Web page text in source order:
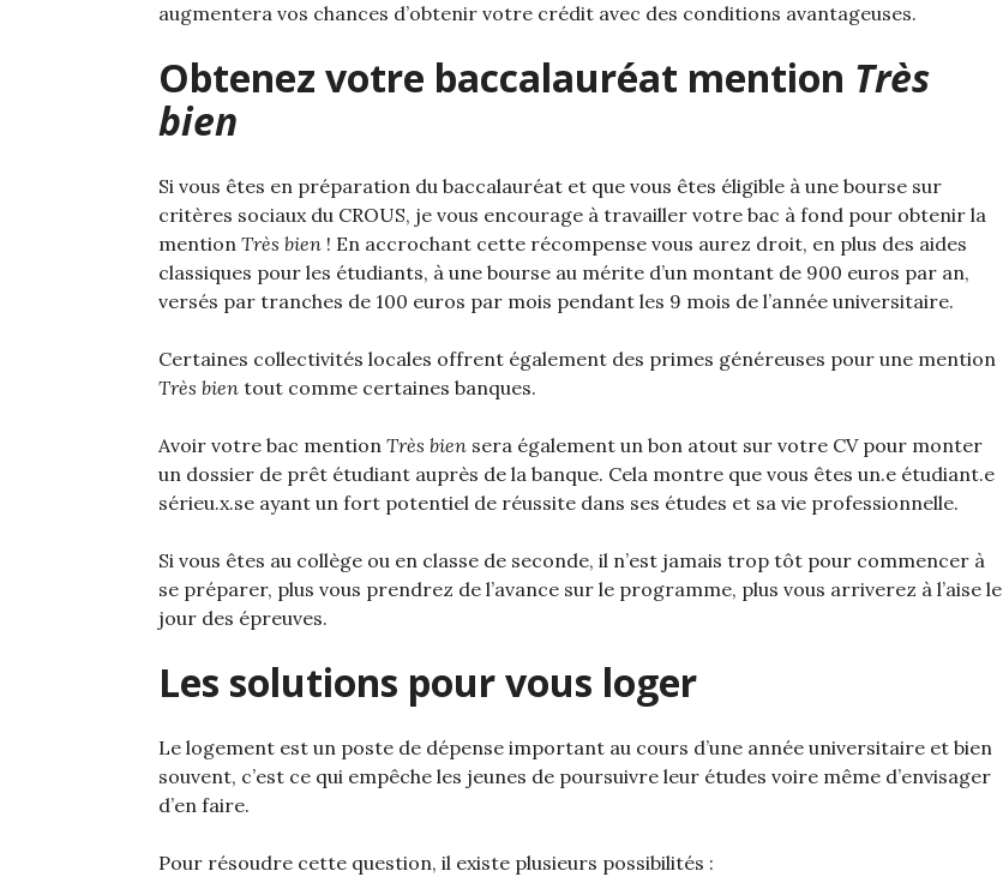
augmentera vos chances d’obtenir votre crédit avec des conditions avantageuses.
Obtenez votre baccalauréat mention Très
bien
Si vous êtes en préparation du baccalauréat et que vous êtes éligible à une bourse sur
critères sociaux du CROUS, je vous encourage à travailler votre bac à fond pour obtenir la
mention Très bien ! En accrochant cette récompense vous aurez droit, en plus des aides
classiques pour les étudiants, à une bourse au mérite d’un montant de 900 euros par an,
versés par tranches de 100 euros par mois pendant les 9 mois de l’année universitaire.
Certaines collectivités locales offrent également des primes généreuses pour une mention
Très bien tout comme certaines banques.
Avoir votre bac mention Très bien sera également un bon atout sur votre CV pour monter
un dossier de prêt étudiant auprès de la banque. Cela montre que vous êtes un.e étudiant.e
sérieu.x.se ayant un fort potentiel de réussite dans ses études et sa vie professionnelle.
Si vous êtes au collège ou en classe de seconde, il n’est jamais trop tôt pour commencer à
se préparer, plus vous prendrez de l’avance sur le programme, plus vous arriverez à l’aise le
jour des épreuves.
Les solutions pour vous loger
Le logement est un poste de dépense important au cours d’une année universitaire et bien
souvent, c’est ce qui empêche les jeunes de poursuivre leur études voire même d’envisager
d’en faire.
Pour résoudre cette question, il existe plusieurs possibilités :